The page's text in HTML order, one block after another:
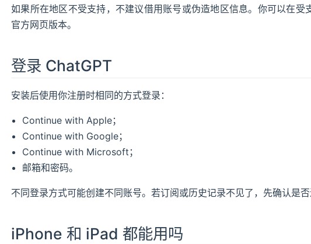
如果所在地区不受支持，不建议借用账号或伪造地区信息。你可以在受
官方网页版本。
登录 ChatGPT
安装后使用你注册时相同的方式登录：
Continue with Apple；
Continue with Google；
Continue with Microsoft；
邮箱和密码。
不同登录方式可能创建不同账号。若订阅或历史记录不见了，先确认是否
iPhone 和 iPad 都能用吗